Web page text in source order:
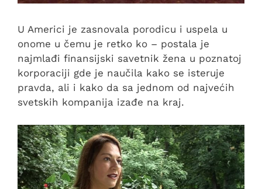
U Americi je zasnovala porodicu i uspela u
onome u čemu je retko ko – postala je
najmlađi finansijski savetnik žena u poznatoj
korporaciji gde je naučila kako se isteruje
pravda, ali i kako da sa jednom od najvećih
svetskih kompanija izađe na kraj.